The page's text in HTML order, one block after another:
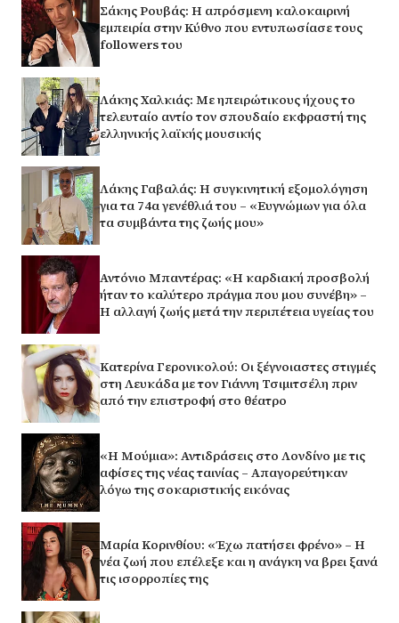
Σάκης Ρουβάς: Η απρόσμενη καλοκαιρινή
εμπειρία στην Κύθνο που εντυπωσίασε τους
followers του
Λάκης Χαλκιάς: Με ηπειρώτικους ήχους το
τελευταίο αντίο τον σπουδαίο εκφραστή της
ελληνικής λαϊκής μουσικής
Λάκης Γαβαλάς: Η συγκινητική εξομολόγηση
για τα 74α γενέθλιά του – «Ευγνώμων για όλα
τα συμβάντα της ζωής μου»
Αντόνιο Μπαντέρας: «Η καρδιακή προσβολή
ήταν το καλύτερο πράγμα που μου συνέβη» –
Η αλλαγή ζωής μετά την περιπέτεια υγείας του
Κατερίνα Γερονικολού: Οι ξέγνοιαστες στιγμές
στη Λευκάδα με τον Γιάννη Τσιμιτσέλη πριν
από την επιστροφή στο θέατρο
«Η Μούμια»: Αντιδράσεις στο Λονδίνο με τις
αφίσες της νέας ταινίας – Απαγορεύτηκαν
λόγω της σοκαριστικής εικόνας
Μαρία Κορινθίου: «Έχω πατήσει φρένο» – Η
νέα ζωή που επέλεξε και η ανάγκη να βρει ξανά
τις ισορροπίες της